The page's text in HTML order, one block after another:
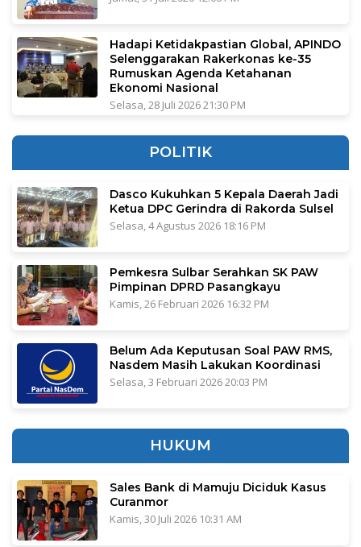
Hadapi Ketidakpastian Global, APINDO
Selenggarakan Rakerkonas ke-35
Rumuskan Agenda Ketahanan
Ekonomi Nasional
Selasa, 28 Juli 2026 21:30 PM
POLITIK
Dasco Kukuhkan 5 Kepala Daerah Jadi
Ketua DPC Gerindra di Rakorda Sulsel
Selasa, 4 Agustus 2026 18:16 PM
Pemkesra Sulbar Serahkan SK PAW
Pimpinan DPRD Pasangkayu
Kamis, 26 Februari 2026 16:32 PM
Belum Ada Keputusan Soal PAW RMS,
Nasdem Masih Lakukan Koordinasi
Selasa, 3 Februari 2026 20:03 PM
HUKUM
Sales Bank di Mamuju Diciduk Kasus
Curanmor
Kamis, 30 Juli 2026 10:31 AM